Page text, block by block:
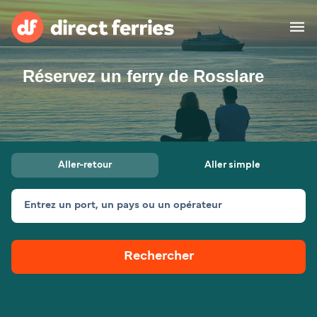
Compagnies de ferry
Pays
Billet de bateau
Traversées et ports
Canada (FR)
Mon Compte
Réservez un ferry de Rosslare
Aller-retour Aller simple
Entrez un port, un pays ou un opérateur
Rechercher